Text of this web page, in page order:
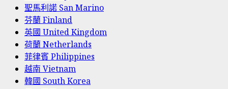
聖馬利諾 San Marino
芬蘭 Finland
英國 United Kingdom
荷蘭 Netherlands
菲律賓 Philippines
越南 Vietnam
韓國 South Korea